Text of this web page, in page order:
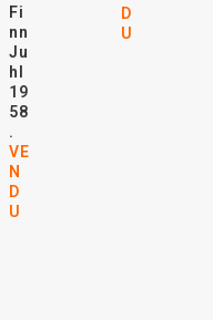
Fi
nn
Ju
hl
19
58
.
VE
N
D
U
D
U